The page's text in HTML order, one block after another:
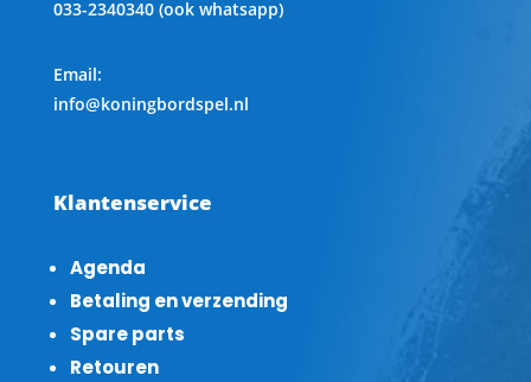
033-2340340 (ook whatsapp)
Email:
info@koningbordspel.nl
Klantenservice
Agenda
Betaling en verzending
Spare parts
Retouren